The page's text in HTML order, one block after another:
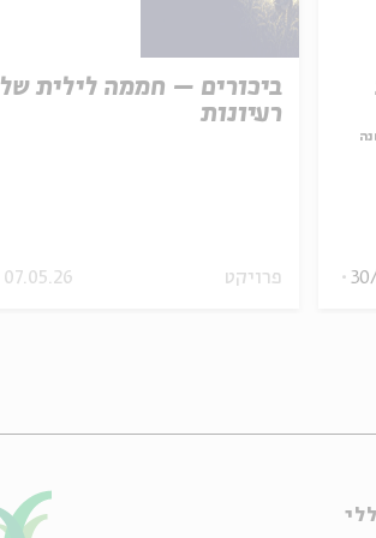
ביכורים – חממה לילית של
רעיונות
פרויקט 07.05.26